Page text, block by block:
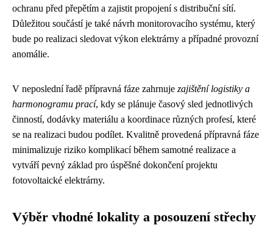
ochranu před přepětím a zajistit propojení s distribuční sítí.
Důležitou součástí je také návrh monitorovacího systému, který
bude po realizaci sledovat výkon elektrárny a případné provozní
anomálie.
V neposlední řadě přípravná fáze zahrnuje zajištění logistiky a
harmonogramu prací, kdy se plánuje časový sled jednotlivých
činností, dodávky materiálu a koordinace různých profesí, které
se na realizaci budou podílet. Kvalitně provedená přípravná fáze
minimalizuje riziko komplikací během samotné realizace a
vytváří pevný základ pro úspěšné dokončení projektu
fotovoltaické elektrárny.
Výběr vhodné lokality a posouzení střechy